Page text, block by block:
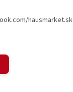
hausmarket.sk